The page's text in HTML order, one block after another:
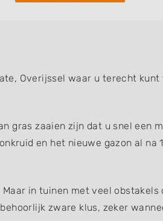
Overijssel waar u terecht
gras zaaien zijn dat u snel een
en het nieuwe gazon al na
in tuinen met veel
zware klus, zeker